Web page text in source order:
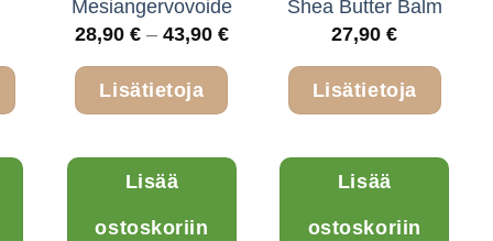
Mesiangervovoide
28,90 € – 43,90 €Hintaluokka:
-
Lisätietoja
Lisää
ostoskoriin
Shea Butter Balm
27,90€
Lisätietoja
Lisää
ostoskoriin